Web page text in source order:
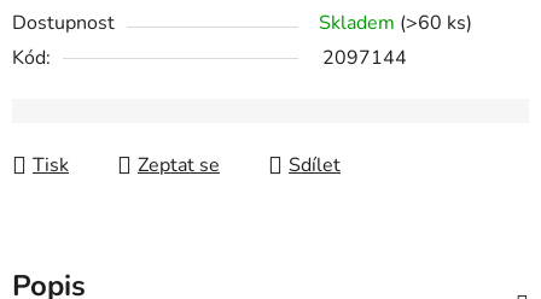
Dostupnost Skladem (>60 ks)
Kód:
2097144
Tisk Zeptat se Sdílet
Popis